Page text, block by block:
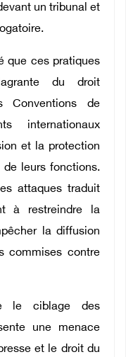
un tribunal et
que ces pratiques
du droit
Conventions de
internationaux
et la protection
leurs fonctions.
attaques traduit
à restreindre la
la diffusion
commises contre
le ciblage des
une menace
et le droit du